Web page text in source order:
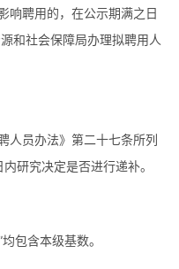
响聘用的，在公示期满之日
和社会保障局办理拟聘用人
人员办法》第二十七条所列
研究决定是否进行递补。
包含本级基数。